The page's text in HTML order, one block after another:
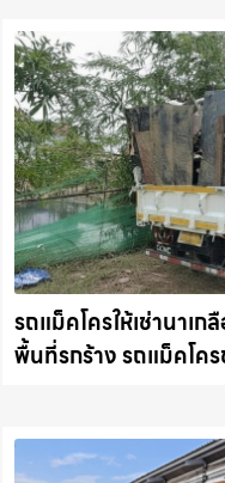
รถแม็คโครให้เช่านาเก
พื้นที่รกร้าง รถแม็คโค